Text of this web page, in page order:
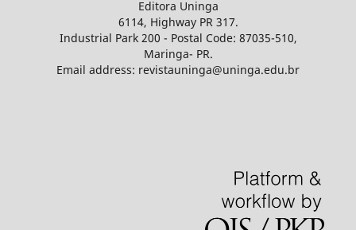
Editora Uninga
6114, Highway PR 317.
Industrial Park 200 - Postal Code: 87035-510,
Maringa- PR.
Email address: revistauninga@uninga.edu.br